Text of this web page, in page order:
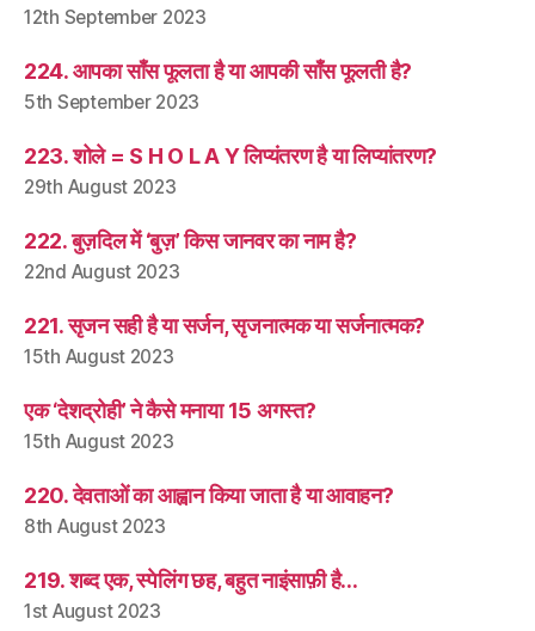
12th September 2023
224. आपका साँस फूलता है या आपकी साँस फूलती है?
5th September 2023
223. शोले = S H O L A Y लिप्यंतरण है या लिप्यांतरण?
29th August 2023
222. बुज़दिल में ‘बुज़’ किस जानवर का नाम है?
22nd August 2023
221. सृजन सही है या सर्जन, सृजनात्मक या सर्जनात्मक?
15th August 2023
एक ‘देशद्रोही’ ने कैसे मनाया 15 अगस्त?
15th August 2023
220. देवताओं का आह्वान किया जाता है या आवाहन?
8th August 2023
219. शब्द एक, स्पेलिंग छह, बहुत नाइंसाफ़ी है…
1st August 2023